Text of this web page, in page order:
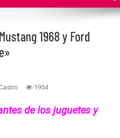
1968 y Ford
1954
de los juguetes y